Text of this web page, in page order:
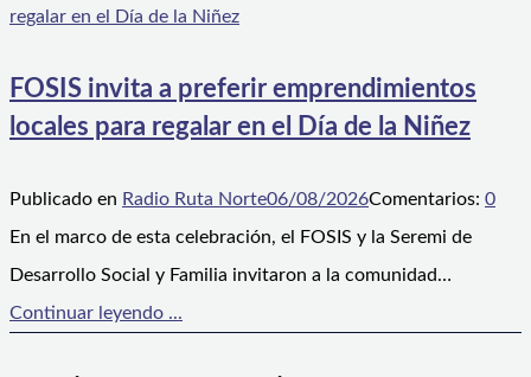
FOSIS invita a preferir emprendimientos
locales para regalar en el Día de la Niñez
Publicado en Radio Ruta Norte06/08/2026Comentarios: 0
En el marco de esta celebración, el FOSIS y la Seremi de
Desarrollo Social y Familia invitaron a la comunidad…
Continuar leyendo ...